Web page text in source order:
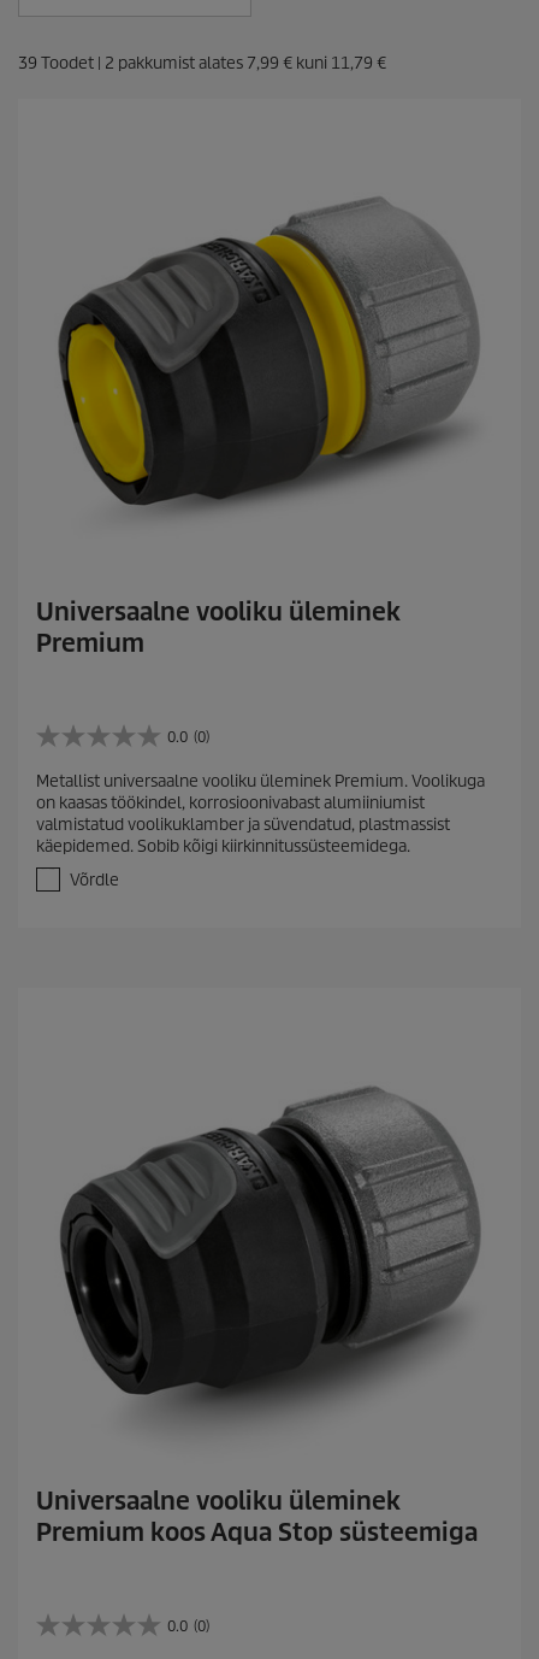
39 Toodet | 2 pakkumist alates 7,99 € kuni 11,79 €
Universaalne vooliku üleminek
Premium
0.0 (0)
0
0
/
5
t
h
Metallist universaalne vooliku üleminek Premium. Voolikuga
on kaasas töökindel, korrosioonivabast alumiiniumist
valmistatud voolikuklamber ja süvendatud, plastmassist
käepidemed. Sobib kõigi kiirkinnitussüsteemidega.
Võrdle
Universaalne vooliku üleminek
Premium koos Aqua Stop süsteemiga
0.0 (0)
0